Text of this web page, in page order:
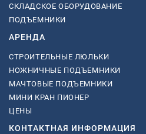
СКЛАДСКОЕ ОБОРУДОВАНИЕ
ПОДЪЕМНИКИ
АРЕНДА
СТРОИТЕЛЬНЫЕ ЛЮЛЬКИ
НОЖНИЧНЫЕ ПОДЪЕМНИКИ
МАЧТОВЫЕ ПОДЪЕМНИКИ
МИНИ КРАН ПИОНЕР
ЦЕНЫ
КОНТАКТНАЯ ИНФОРМАЦИЯ